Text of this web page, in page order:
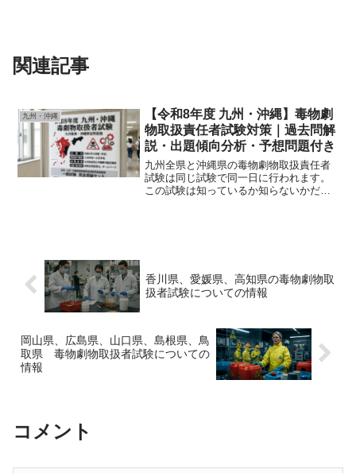
関連記事
九州・沖縄
【令和8年度 九州・沖縄】毒物劇
物取扱責任者試験対策｜過去問解
説・出題傾向分析・予想問題付き
九州全県と沖縄県の毒物劇物取扱責任者
試験は同じ試験で同一日に行われます。
この試験は知っているか知らないかだけ
香川県、愛媛県、高知県の毒物劇物取
扱者試験についての情報
岡山県、広島県、山口県、島根県、鳥
取県 毒物劇物取扱者試験についての
情報
コメント